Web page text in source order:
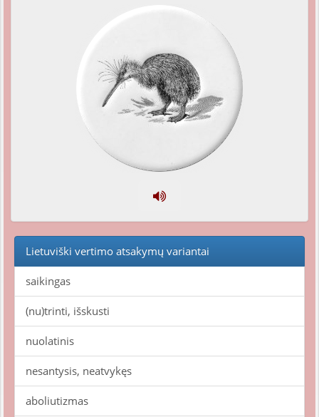
Lietuviški vertimo atsakymų variantai
saikingas
(nu)trinti, išskusti
nuolatinis
nesantysis, neatvykęs
aboliutizmas